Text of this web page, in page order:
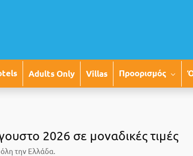
Adults Only Villas Προορισμός
2026 σε μοναδικές τιμές
την Ελλάδα.